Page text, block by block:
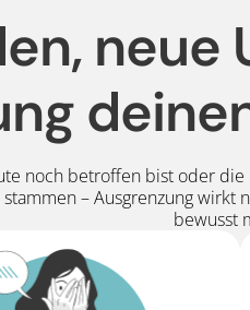
neue
noch betroffen bist oder
– Ausgrenzung wirkt
bewusst